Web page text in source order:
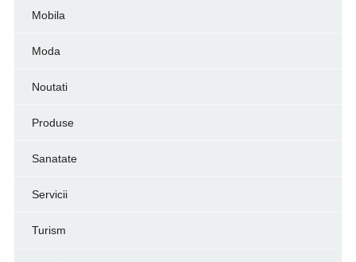
Mobila
Moda
Noutati
Produse
Sanatate
Servicii
Turism